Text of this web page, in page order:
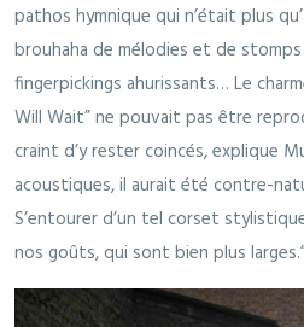
pathos hymnique qui n’était plus
brouhaha de mélodies et de
fingerpickings ahurissants… Le
Will Wait” ne pouvait pas être
craint d’y rester coincés, explique
acoustiques, il aurait été contre-
S’entourer d’un tel corset
nos goûts, qui sont bien plus